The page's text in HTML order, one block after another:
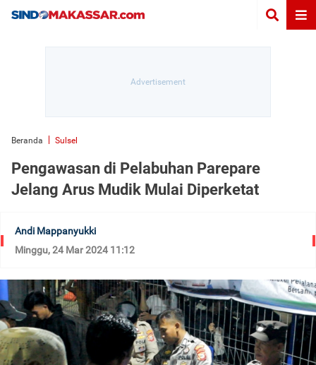
Beranda Sulsel
Pengawasan di Pelabuhan Parepare
Jelang Arus Mudik Mulai Diperketat
Andi Mappanyukki
Minggu, 24 Mar 2024 11:12